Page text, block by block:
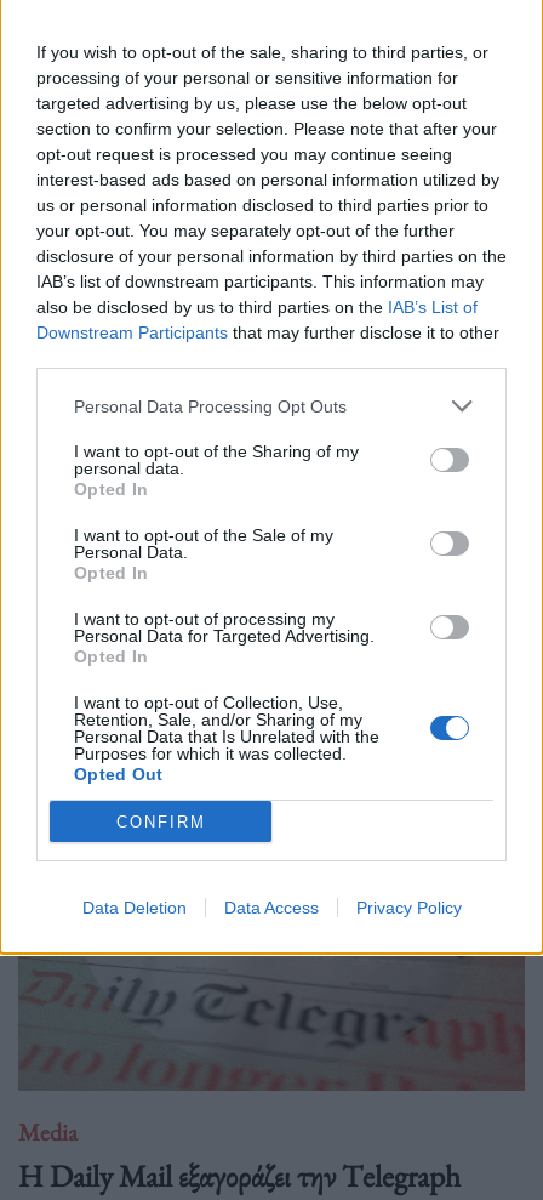
If you wish to opt-out of the sale, sharing to third parties, or
processing of your personal or sensitive information for
targeted advertising by us, please use the below opt-out
section to confirm your selection. Please note that after your
opt-out request is processed you may continue seeing
interest-based ads based on personal information utilized by
us or personal information disclosed to third parties prior to
your opt-out. You may separately opt-out of the further
disclosure of your personal information by third parties on the
IAB’s list of downstream participants. This information may
also be disclosed by us to third parties on the IAB’s List of
Downstream Participants that may further disclose it to other
Personal Data Processing Opt Outs
I want to opt-out of the Sharing of my
personal data.
Opted In
I want to opt-out of the Sale of my
Personal Data.
Opted In
I want to opt-out of processing my
Personal Data for Targeted Advertising.
Opted In
I want to opt-out of Collection, Use,
Retention, Sale, and/or Sharing of my
Personal Data that Is Unrelated with the
Purposes for which it was collected.
Opted Out
CONFIRM
Data Deletion Data Access Privacy Policy
Η πλατφόρμα του Tραμπ καίει εκατομμύρια, οι μετοχές
καταρρέουν και κάπου ανάμεσα σε Bitcoin και πυρηνική
σύντηξη, η «αλήθεια» μοιάζει όλο και πιο ακριβό αστείο.
Media
O Άλεξ Χόνολντ κατέκτησε άλλη μια
κορυφή σε ζωντανή μετάδοση
26.01.26
Ο Άλεξ Χόνολντ σκαρφάλωσε τον Taipei 101 χωρίς σχοινιά,
γράφοντας ιστορία σε ζωντανή μετάδοση και ανοίγοντας τη
συζήτηση για τα όρια της τόλμης, της τεχνολογίας και της
δημόσιας έκθεσης του κινδύνου.
Media
H Daily Mail εξαγοράζει την Τelegraph